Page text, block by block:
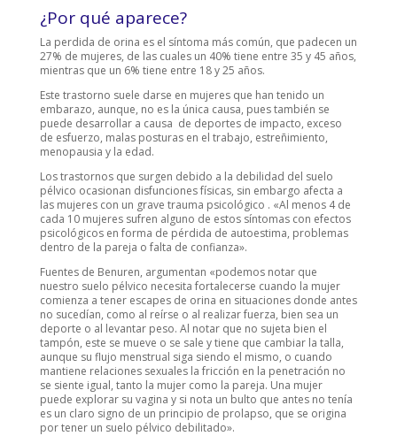
¿Por qué aparece?
La perdida de orina es el síntoma más común, que padecen un
27% de mujeres, de las cuales un 40% tiene entre 35 y 45 años,
mientras que un 6% tiene entre 18 y 25 años.
Este trastorno suele darse en mujeres que han tenido un
embarazo, aunque, no es la única causa, pues también se
puede desarrollar a causa de deportes de impacto, exceso
de esfuerzo, malas posturas en el trabajo, estreñimiento,
menopausia y la edad.
Los trastornos que surgen debido a la debilidad del suelo
pélvico ocasionan disfunciones físicas, sin embargo afecta a
las mujeres con un grave trauma psicológico . «Al menos 4 de
cada 10 mujeres sufren alguno de estos síntomas con efectos
psicológicos en forma de pérdida de autoestima, problemas
dentro de la pareja o falta de confianza».
Fuentes de Benuren, argumentan «podemos notar que
nuestro suelo pélvico necesita fortalecerse cuando la mujer
comienza a tener escapes de orina en situaciones donde antes
no sucedían, como al reírse o al realizar fuerza, bien sea un
deporte o al levantar peso. Al notar que no sujeta bien el
tampón, este se mueve o se sale y tiene que cambiar la talla,
aunque su flujo menstrual siga siendo el mismo, o cuando
mantiene relaciones sexuales la fricción en la penetración no
se siente igual, tanto la mujer como la pareja. Una mujer
puede explorar su vagina y si nota un bulto que antes no tenía
es un claro signo de un principio de prolapso, que se origina
por tener un suelo pélvico debilitado».